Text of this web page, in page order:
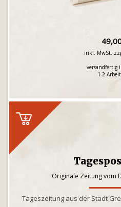
inkl. MwSt.
versandfertig
1-2
Originale Zeitung vom
Tageszeitung aus der Stadt